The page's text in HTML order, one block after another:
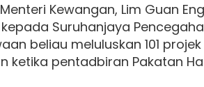
Menteri Kewangan, Lim Guan
Suruhanjaya
beliau meluluskan 101
ketika pentadbiran Pakatan